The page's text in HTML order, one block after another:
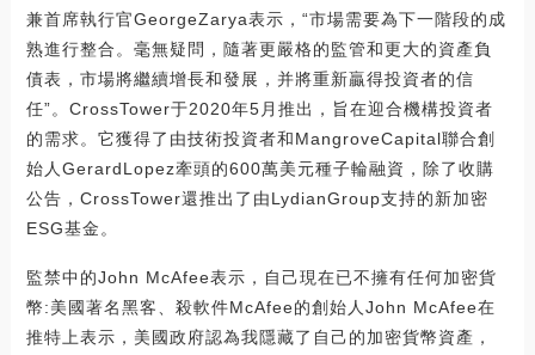
兼首席執行官GeorgeZarya表示，“市場需要為下一階段的成
熟進行整合。毫無疑問，隨著更嚴格的監管和更大的資產負
債表，市場將繼續增長和發展，并將重新贏得投資者的信
任”。CrossTower于2020年5月推出，旨在迎合機構投資者
的需求。它獲得了由技術投資者和MangroveCapital聯合創
始人GerardLopez牽頭的600萬美元種子輪融資，除了收購
公告，CrossTower還推出了由LydianGroup支持的新加密
ESG基金。
監禁中的John McAfee表示，自己現在已不擁有任何加密貨
幣:美國著名黑客、殺軟件McAfee的創始人John McAfee在
推特上表示，美國政府認為我隱藏了自己的加密貨幣資產，